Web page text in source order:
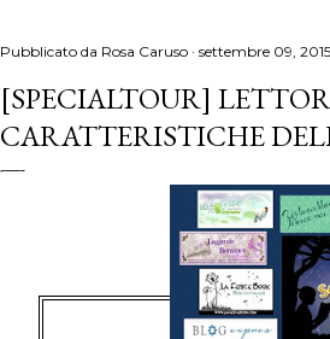
Pubblicato da Rosa Caruso settembre 09, 2015
[SPECIALTOUR]
CARATTERISTICHE